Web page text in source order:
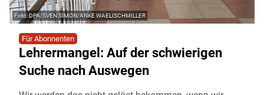
DPA/SVEN SIMON/ANKE WAELISCHMILLER
Für Abonnenten
Lehrermangel: Auf der schwierigen
Suche nach Auswegen